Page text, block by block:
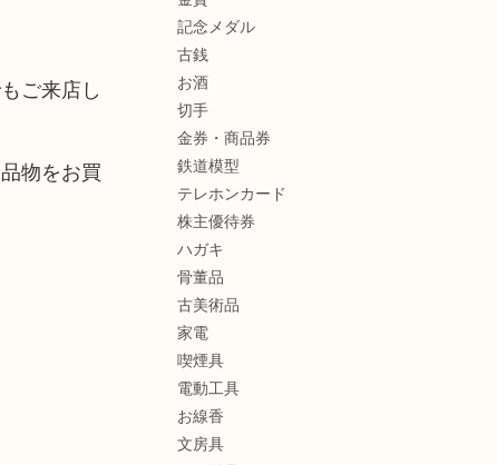
ご来店し
物をお買
記念メダル
古銭
お酒
切手
金券・商品券
鉄道模型
テレホンカード
株主優待券
ハガキ
骨董品
古美術品
家電
喫煙具
電動工具
お線香
文房具